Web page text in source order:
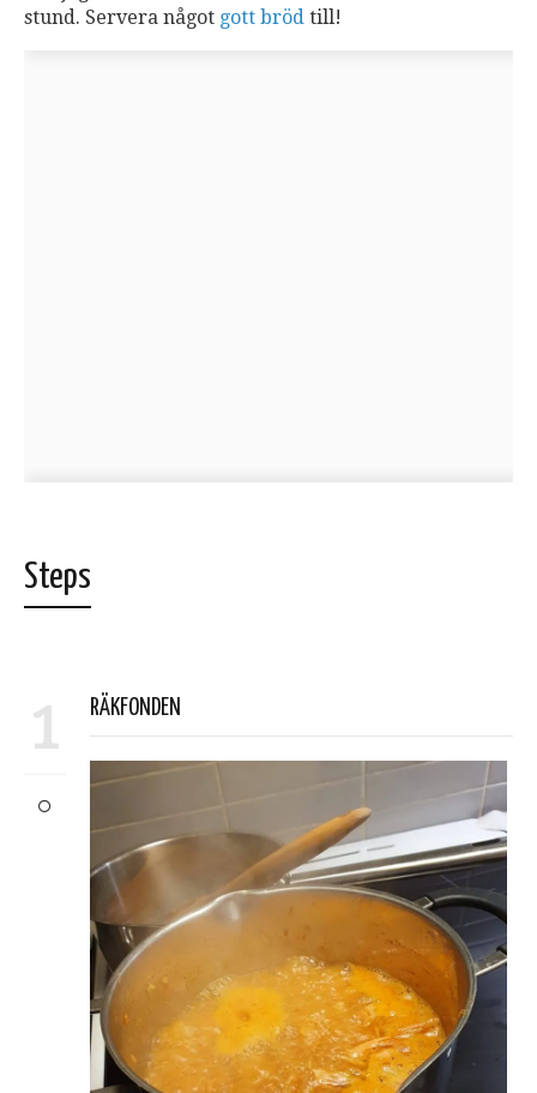
stund. Servera något gott bröd till!
Steps
1 RÄKFONDEN